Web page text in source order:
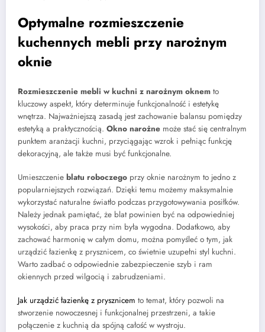
Optymalne rozmieszczenie
kuchennych mebli przy narożnym
oknie
Rozmieszczenie mebli w kuchni z narożnym oknem to
kluczowy aspekt, który determinuje funkcjonalność i estetykę
wnętrza. Najważniejszą zasadą jest zachowanie balansu pomiędzy
estetyką a praktycznością. Okno narożne może stać się centralnym
punktem aranżacji kuchni, przyciągając wzrok i pełniąc funkcję
dekoracyjną, ale także musi być funkcjonalne.
Umieszczenie blatu roboczego przy oknie narożnym to jedno z
popularniejszych rozwiązań. Dzięki temu możemy maksymalnie
wykorzystać naturalne światło podczas przygotowywania posiłków.
Należy jednak pamiętać, że blat powinien być na odpowiedniej
wysokości, aby praca przy nim była wygodna. Dodatkowo, aby
zachować harmonię w całym domu, można pomyśleć o tym, jak
urządzić łazienkę z prysznicem, co świetnie uzupełni styl kuchni.
Warto zadbać o odpowiednie zabezpieczenie szyb i ram
okiennych przed wilgocią i zabrudzeniami.
Jak urządzić łazienkę z prysznicem to temat, który pozwoli na
stworzenie nowoczesnej i funkcjonalnej przestrzeni, a takie
połączenie z kuchnią da spójną całość w wystroju.